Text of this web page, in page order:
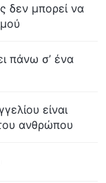
δεν μπορεί να
πάνω σ’ ένα
είναι
ανθρώπου